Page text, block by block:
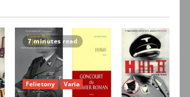
7 minutes read
Felietony Varia